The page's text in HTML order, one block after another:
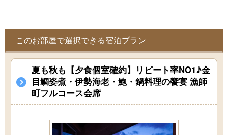
このお部屋で選択できる宿泊プラン
夏も秋も【夕食個室確約】リピート率NO1♪金
目鯛姿煮・伊勢海老・鮑・鍋料理の饗宴 漁師
町フルコース会席